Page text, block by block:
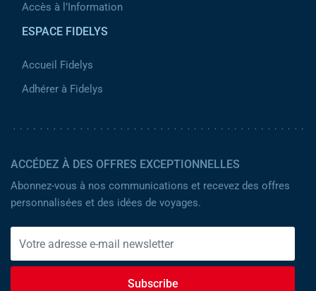
Accès à l’Information
ESPACE FIDELYS
Accueil Fidelys
Adhérer à Fidelys
ACCÉDEZ À DES OFFRES EXCEPTIONNELLES
Abonnez-vous à nos communications et recevez des offres
personnalisées et des idées de voyages.
Subscribe